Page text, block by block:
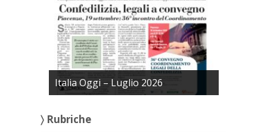
Italia Oggi – Luglio 2026
〉 Rubriche